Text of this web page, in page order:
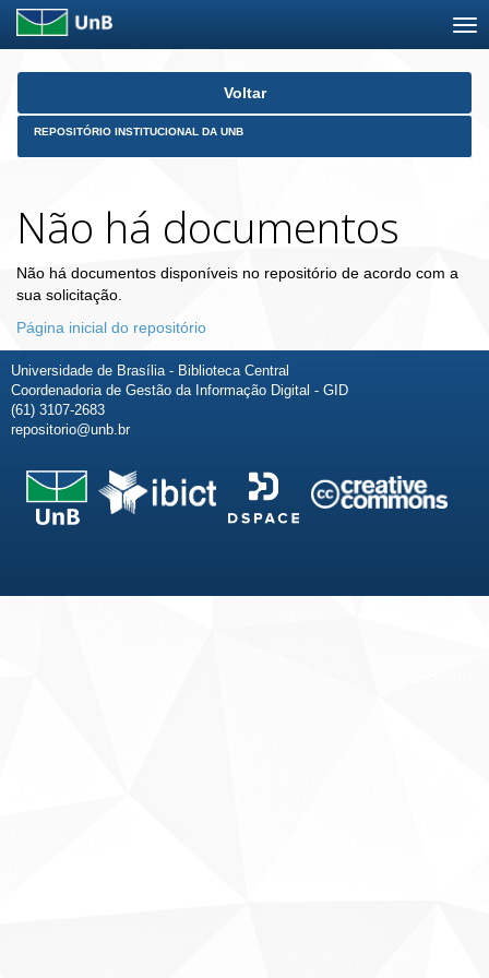
Skip
Voltar
REPOSITÓRIO INSTITUCIONAL DA UNB
Não há documentos
Não há documentos disponíveis no repositório de acordo com a
sua solicitação.
Página inicial do repositório
Universidade de Brasília - Biblioteca Central
Coordenadoria de Gestão da Informação Digital - GID
(61) 3107-2683
repositorio@unb.br